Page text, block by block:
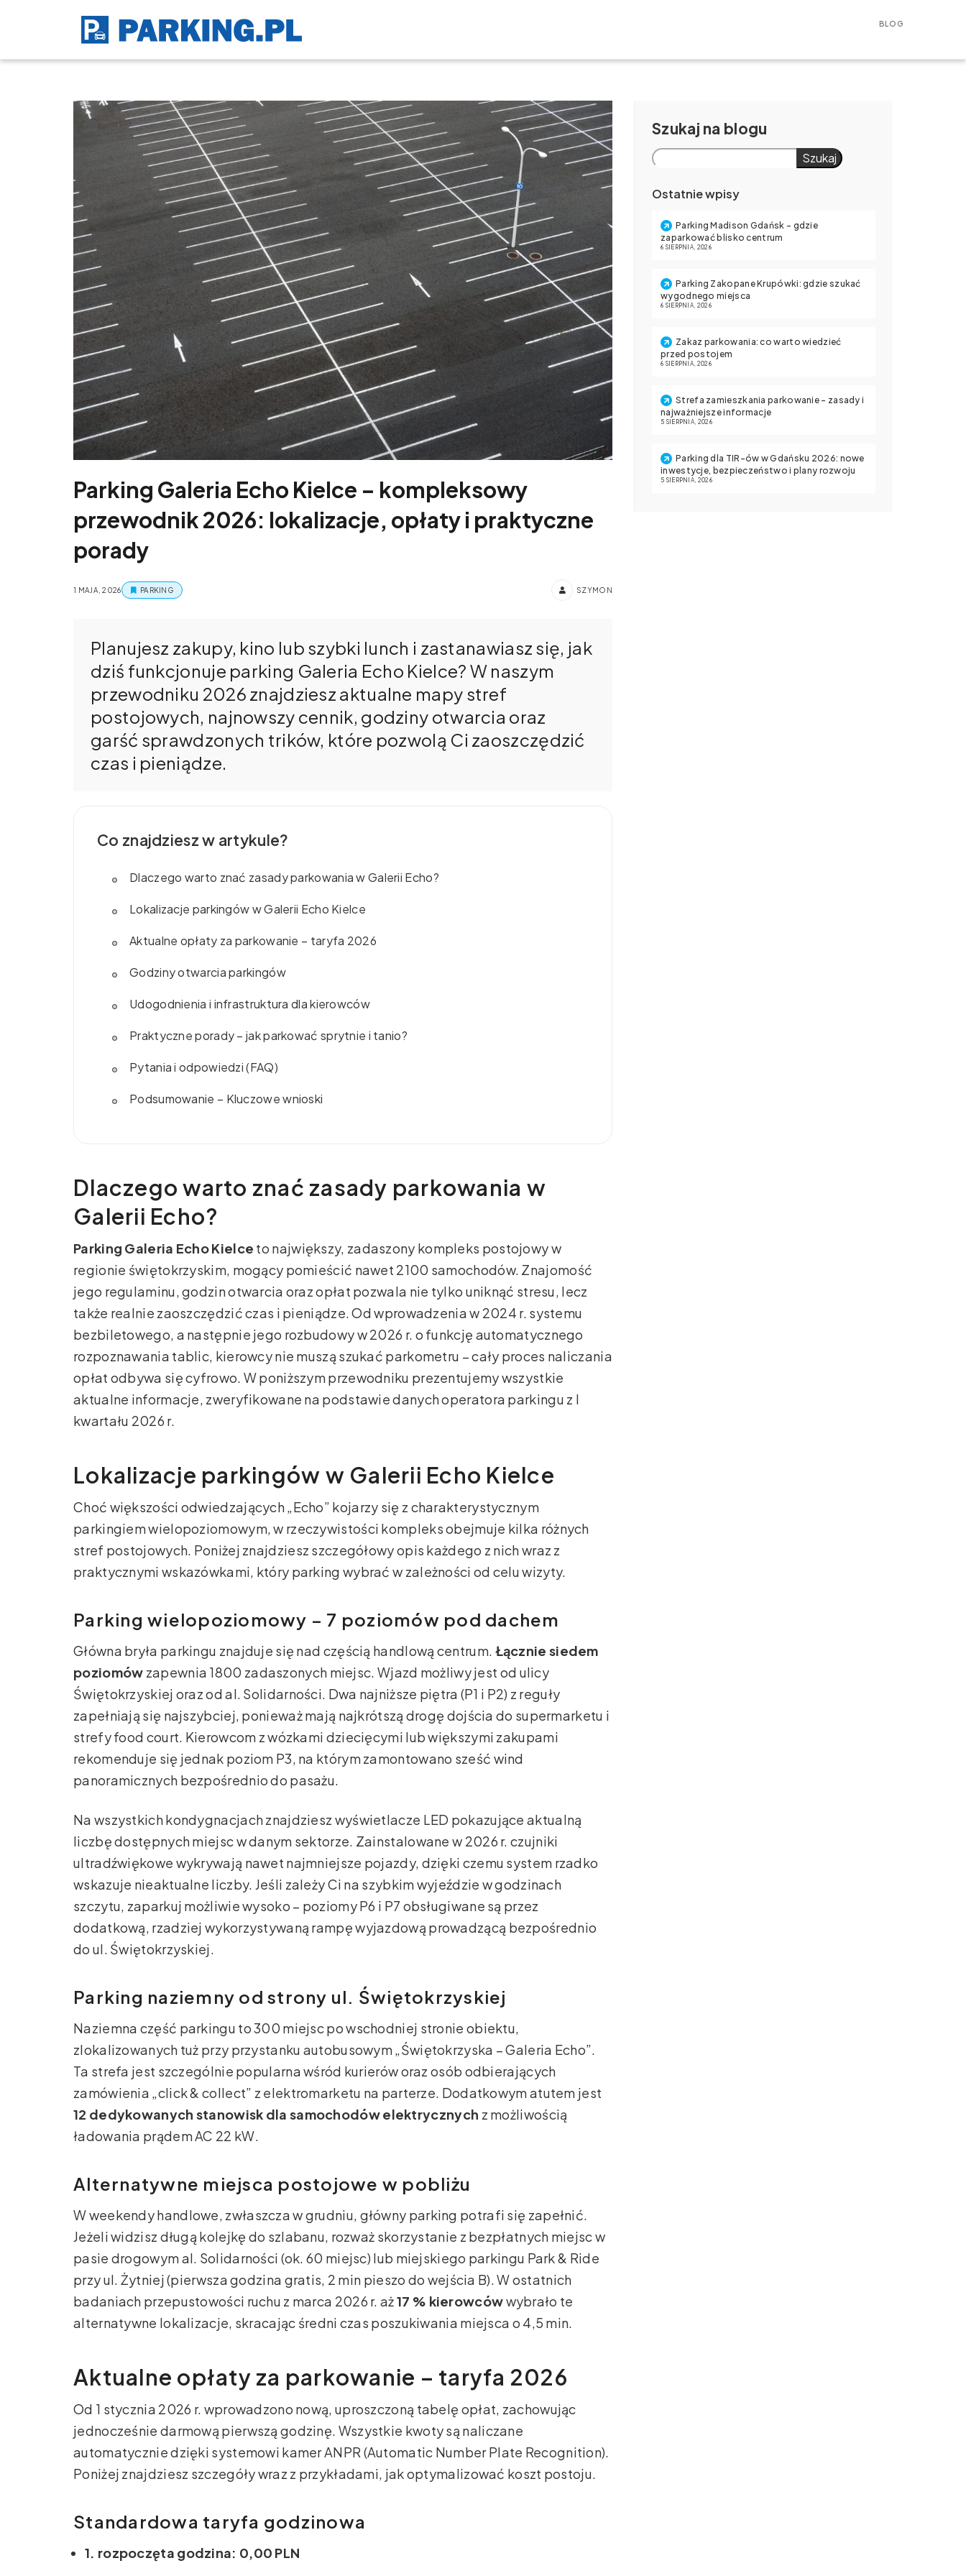
BLOG
Parking Galeria Echo Kielce – kompleksowy
przewodnik 2026: lokalizacje, opłaty i praktyczne
porady
1 MAJA, 2026 PARKING SZYMON
Planujesz zakupy, kino lub szybki lunch i zastanawiasz się, jak
dziś funkcjonuje parking Galeria Echo Kielce? W naszym
przewodniku 2026 znajdziesz aktualne mapy stref
postojowych, najnowszy cennik, godziny otwarcia oraz
garść sprawdzonych trików, które pozwolą Ci zaoszczędzić
czas i pieniądze.
Co znajdziesz w artykule?
Dlaczego warto znać zasady parkowania w Galerii Echo?
Lokalizacje parkingów w Galerii Echo Kielce
Aktualne opłaty za parkowanie – taryfa 2026
Godziny otwarcia parkingów
Udogodnienia i infrastruktura dla kierowców
Praktyczne porady – jak parkować sprytnie i tanio?
Pytania i odpowiedzi (FAQ)
Podsumowanie – Kluczowe wnioski
Dlaczego warto znać zasady parkowania w
Galerii Echo?
Parking Galeria Echo Kielce to największy, zadaszony kompleks postojowy w
regionie świętokrzyskim, mogący pomieścić nawet 2100 samochodów. Znajomość
jego regulaminu, godzin otwarcia oraz opłat pozwala nie tylko uniknąć stresu, lecz
także realnie zaoszczędzić czas i pieniądze. Od wprowadzenia w 2024 r. systemu
bezbiletowego, a następnie jego rozbudowy w 2026 r. o funkcję automatycznego
rozpoznawania tablic, kierowcy nie muszą szukać parkometru – cały proces naliczania
opłat odbywa się cyfrowo. W poniższym przewodniku prezentujemy wszystkie
aktualne informacje, zweryfikowane na podstawie danych operatora parkingu z I
kwartału 2026 r.
Lokalizacje parkingów w Galerii Echo Kielce
Choć większości odwiedzających „Echo” kojarzy się z charakterystycznym
parkingiem wielopoziomowym, w rzeczywistości kompleks obejmuje kilka różnych
stref postojowych. Poniżej znajdziesz szczegółowy opis każdego z nich wraz z
praktycznymi wskazówkami, który parking wybrać w zależności od celu wizyty.
Parking wielopoziomowy – 7 poziomów pod dachem
Główna bryła parkingu znajduje się nad częścią handlową centrum. Łącznie siedem
poziomów zapewnia 1800 zadaszonych miejsc. Wjazd możliwy jest od ulicy
Świętokrzyskiej oraz od al. Solidarności. Dwa najniższe piętra (P1 i P2) z reguły
zapełniają się najszybciej, ponieważ mają najkrótszą drogę dojścia do supermarketu i
strefy food court. Kierowcom z wózkami dziecięcymi lub większymi zakupami
rekomenduje się jednak poziom P3, na którym zamontowano sześć wind
panoramicznych bezpośrednio do pasażu.
Na wszystkich kondygnacjach znajdziesz wyświetlacze LED pokazujące aktualną
liczbę dostępnych miejsc w danym sektorze. Zainstalowane w 2026 r. czujniki
ultradźwiękowe wykrywają nawet najmniejsze pojazdy, dzięki czemu system rzadko
wskazuje nieaktualne liczby. Jeśli zależy Ci na szybkim wyjeździe w godzinach
szczytu, zaparkuj możliwie wysoko – poziomy P6 i P7 obsługiwane są przez
dodatkową, rzadziej wykorzystywaną rampę wyjazdową prowadzącą bezpośrednio
do ul. Świętokrzyskiej.
Parking naziemny od strony ul. Świętokrzyskiej
Naziemna część parkingu to 300 miejsc po wschodniej stronie obiektu,
zlokalizowanych tuż przy przystanku autobusowym „Świętokrzyska – Galeria Echo”.
Ta strefa jest szczególnie popularna wśród kurierów oraz osób odbierających
zamówienia „click & collect” z elektromarketu na parterze. Dodatkowym atutem jest
12 dedykowanych stanowisk dla samochodów elektrycznych z możliwością
ładowania prądem AC 22 kW.
Alternatywne miejsca postojowe w pobliżu
W weekendy handlowe, zwłaszcza w grudniu, główny parking potrafi się zapełnić.
Jeżeli widzisz długą kolejkę do szlabanu, rozważ skorzystanie z bezpłatnych miejsc w
pasie drogowym al. Solidarności (ok. 60 miejsc) lub miejskiego parkingu Park & Ride
przy ul. Żytniej (pierwsza godzina gratis, 2 min pieszo do wejścia B). W ostatnich
badaniach przepustowości ruchu z marca 2026 r. aż17 % kierowcówwybrało te
alternatywne lokalizacje, skracając średni czas poszukiwania miejsca o 4,5 min.
Aktualne opłaty za parkowanie – taryfa 2026
Od 1 stycznia 2026 r. wprowadzono nową, uproszczoną tabelę opłat, zachowując
jednocześnie darmową pierwszą godzinę. Wszystkie kwoty są naliczane
automatycznie dzięki systemowi kamer ANPR (Automatic Number Plate Recognition).
Poniżej znajdziesz szczegóły wraz z przykładami, jak optymalizować koszt postoju.
Standardowa taryfa godzinowa
1. rozpoczęta godzina: 0,00 PLN
Szukaj
Szukaj
Ostatnie wpisy
Parking Madison Gdańsk – gdzie
zaparkować blisko centrum
6 SIERPNIA, 2026
Parking Zakopane Krupówki: gdzie szukać
wygodnego miejsca
6 SIERPNIA, 2026
Zakaz parkowania: co warto wiedzieć
przed postojem
6 SIERPNIA, 2026
Strefa zamieszkania parkowanie – zasady i
najważniejsze informacje
5 SIERPNIA, 2026
Parking dla TIR-ów w Gdańsku 2026: nowe
inwestycje, bezpieczeństwo i plany rozwoju
5 SIERPNIA, 2026